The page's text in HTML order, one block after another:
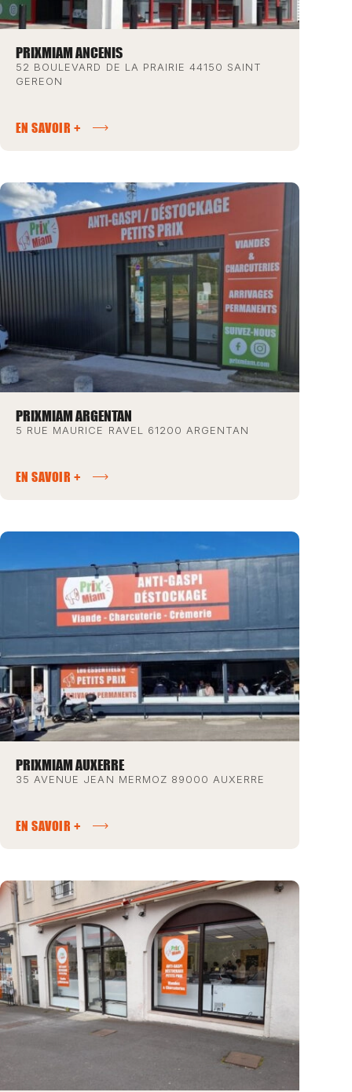
PRIXMIAM ANCENIS
52 BOULEVARD DE LA PRAIRIE 44150 SAINT
GEREON
EN SAVOIR +
PRIXMIAM ARGENTAN
5 RUE MAURICE RAVEL 61200 ARGENTAN
EN SAVOIR +
PRIXMIAM AUXERRE
35 AVENUE JEAN MERMOZ 89000 AUXERRE
EN SAVOIR +